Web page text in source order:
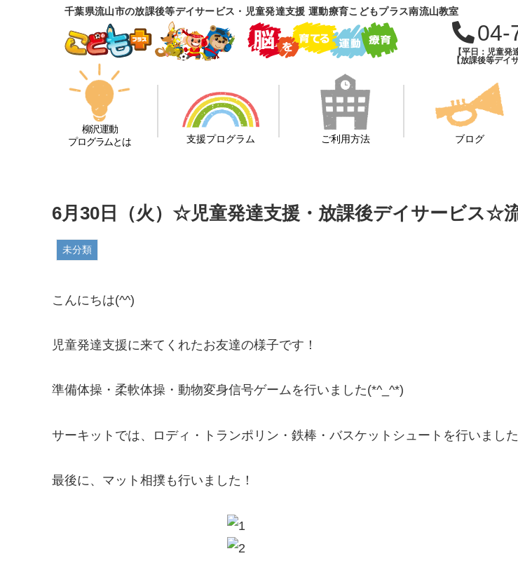
千葉県流山市の放課後等デイサービス・児童発達支援 運動療育こどもプラス南流山教室
04-
【平日：児童
【放課後等デイ
柳沢運動
プログラムとは
支援プログラム ご利用方法 ブログ
6月30日（火）☆児童発達支援・放課後デイサービス☆
未分類
こんにちは(^^)
児童発達支援に来てくれたお友達の様子です！
準備体操・柔軟体操・動物変身信号ゲームを行いました(*^_^*)
サーキットでは、ロディ・トランポリン・鉄棒・バスケットシュートを行いました
最後に、マット相撲も行いました！